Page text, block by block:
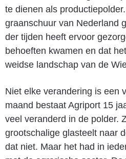
te dienen als
graanschuur van Nederland
der tijden heeft ervoor
behoeften kwamen en dat
weidse landschap van de
Niet elke verandering is een
maand bestaat Agriport 15
veel veranderd in de polder.
grootschalige glasteelt naar
dat niet. Maar het had in